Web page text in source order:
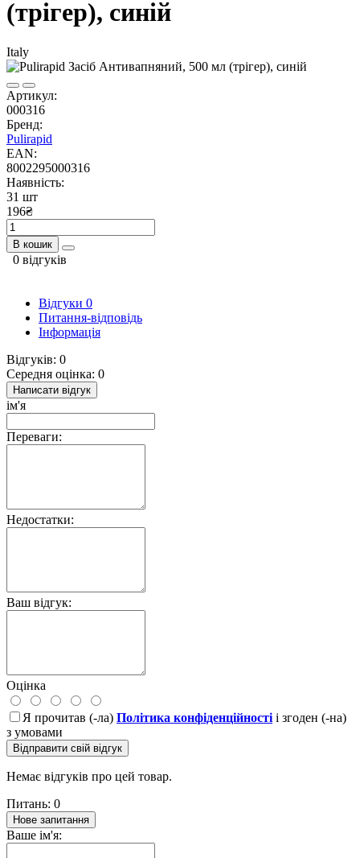
(трігер), синій
Italy
Артикул:
000316
Бренд:
Pulirapid
EAN:
8002295000316
Наявність:
31 шт
196₴
В кошик
0 відгуків
Відгуки 0
Питання-відповідь
Інформація
Відгуків: 0
Середня оцінка: 0
Написати відгук
ім'я
Переваги:
Недостатки:
Ваш відгук:
Оцінка
Я прочитав (-ла) Політика конфіденційності і згоден (-на)
з умовами
Відправити свій відгук
Немає відгуків про цей товар.
Питань: 0
Нове запитання
Ваше ім'я: